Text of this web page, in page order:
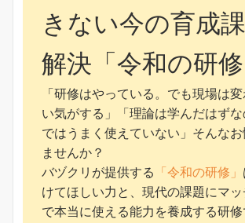
きない今の育成
解決「令和の研修
「研修はやっている。でも現場は
い気がする」「理論は学んだはず
ではうまく使えていない」そんなお
ませんか？
バヅクリが提供する 「令和の研修」
けてほしい力と、現代の課題にマ
で本当に使える能力を養成する研修